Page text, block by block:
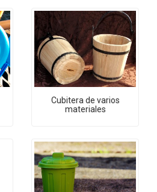
Cubitera de varios
materiales